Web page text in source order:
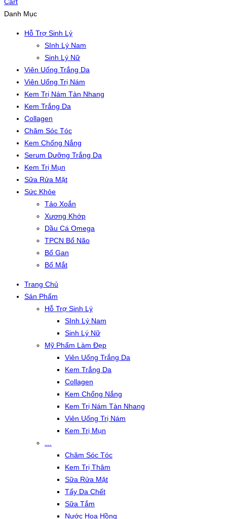
Danh Mục
Hỗ Trợ Sinh Lý
SInh Lý Nam
Sinh Lý Nữ
Viên Uống Trắng Da
Viên Uống Trị Nám
Kem Trị Nám Tàn Nhang
Kem Trắng Da
Collagen
Chăm Sóc Tóc
Kem Chống Nắng
Serum Dưỡng Trắng Da
Kem Trị Mụn
Sữa Rửa Mặt
Sức Khỏe
Tảo Xoắn
Xương Khớp
Dầu Cá Omega
TPCN Bổ Não
Bổ Gan
Bổ Mắt
Trang Chủ
Sản Phẩm
Hỗ Trợ Sinh Lý
SInh Lý Nam
Sinh Lý Nữ
Mỹ Phẩm Làm Đẹp
Viên Uống Trắng Da
Kem Trắng Da
Collagen
Kem Chống Nắng
Kem Trị Nám Tàn Nhang
Viên Uống Trị Nám
Kem Trị Mụn
Chăm Sóc Tóc
Kem Trị Thâm
Sữa Rửa Mặt
Tẩy Da Chết
Sữa Tắm
Nước Hoa Hồng